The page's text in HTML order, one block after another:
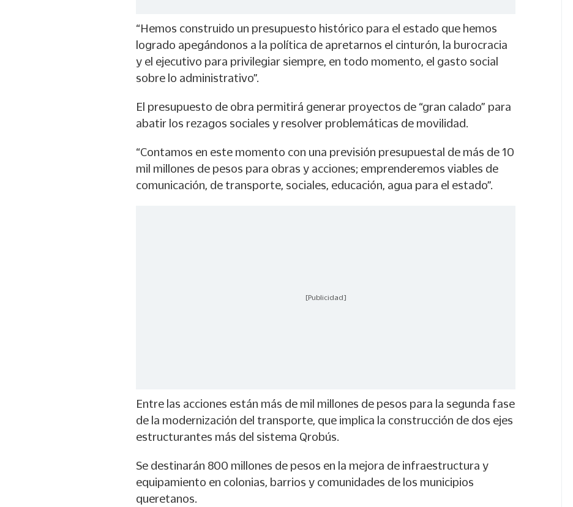
“Hemos construido un presupuesto histórico para el estado que hemos
logrado apegándonos a la política de apretarnos el cinturón, la burocracia
y el ejecutivo para privilegiar siempre, en todo momento, el gasto social
sobre lo administrativo”.
El presupuesto de obra permitirá generar proyectos de “gran calado” para
abatir los rezagos sociales y resolver problemáticas de movilidad.
“Contamos en este momento con una previsión presupuestal de más de 10
mil millones de pesos para obras y acciones; emprenderemos viables de
comunicación, de transporte, sociales, educación, agua para el estado”.
[Publicidad]
Entre las acciones están más de mil millones de pesos para la segunda fase
de la modernización del transporte, que implica la construcción de dos ejes
estructurantes más del sistema Qrobús.
Se destinarán 800 millones de pesos en la mejora de infraestructura y
equipamiento en colonias, barrios y comunidades de los municipios
queretanos.